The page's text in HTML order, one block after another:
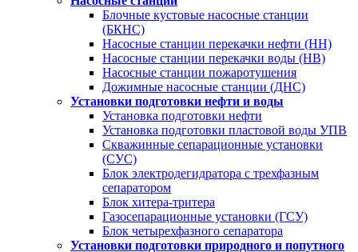
Блочные кустовые насосные станции
(БКНС)
Насосные станции перекачки нефти (НН)
Насосные станции перекачки воды (НВ)
Насосные станции пожаротушения
Дожимные насосные станции (ДНС)
Установки подготовки нефти и воды
Установка подготовки нефти
Установка подготовки пластовой воды УПВ
Скважинные сепарационные установки
(СУС)
Блок электродегидратора с трехфазным
сепаратором
Блок хитера-тритера
Газосепарационные установки (ГСУ)
Блок четырехфазного сепаратора
Установки подготовки природного и попутного